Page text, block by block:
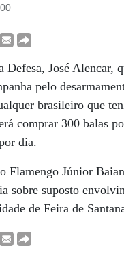
Defesa, José Alencar,
pelo
brasileiro que
comprar 300 balas
dia.
Flamengo Júnior
sobre suposto
de Feira de